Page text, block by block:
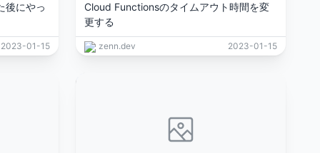
後にやっ
2023-01-15
Cloud Functionsのタイムアウト時間を変
更する
zenn.dev 2023-01-15